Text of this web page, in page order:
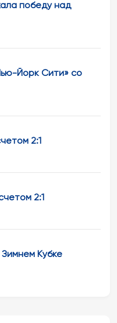
победу над
Йорк Сити» со
2:1
2:1
Кубке